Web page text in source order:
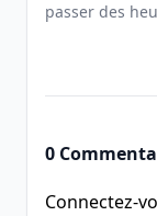
passer des
0
Connectez-